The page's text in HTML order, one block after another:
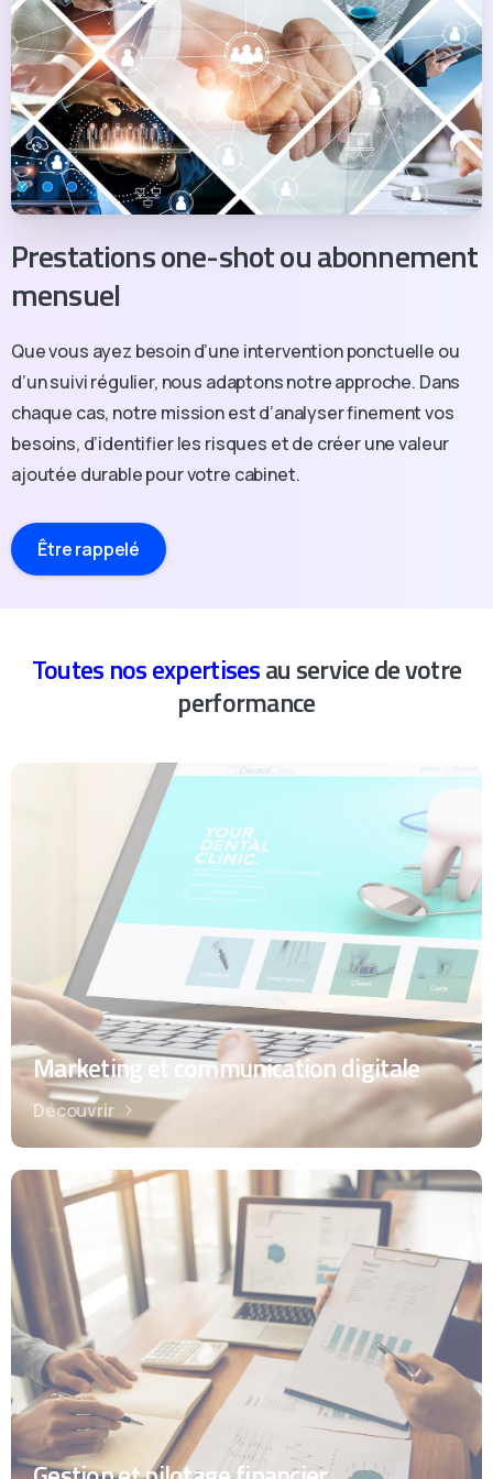
Prestations one-shot ou abonnement
mensuel
Que vous ayez besoin d’une intervention ponctuelle ou
d’un suivi régulier, nous adaptons notre approche. Dans
chaque cas, notre mission est d’analyser finement vos
besoins, d’identifier les risques et de créer une valeur
ajoutée durable pour votre cabinet.
Être rappelé
Toutes nos expertisesau service de votre
performance
Marketing et communication digitale
Découvrir
Rentabilité réelle
Vision à 5 ans
Je fais mon diagnostic gratuit →